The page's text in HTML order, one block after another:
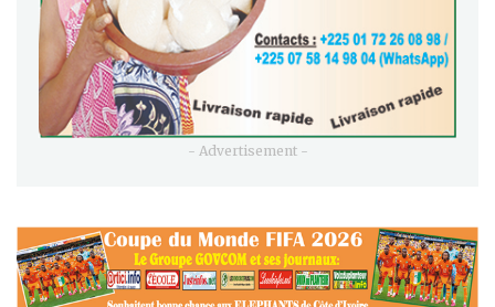
- Advertisement -